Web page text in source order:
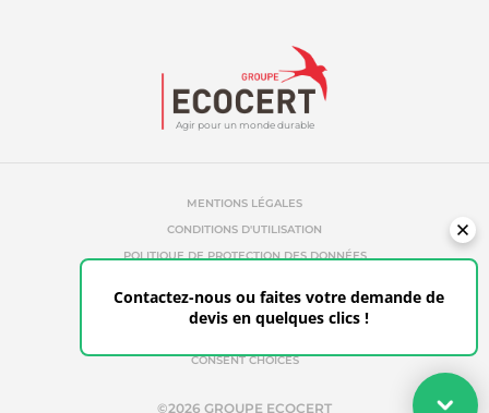
Agir pour un monde durable
MENTIONS LÉGALES
CONDITIONS D'UTILISATION
POLITIQUE DE PROTECTION DES DONNÉES
RÉFÉRENCES ABUSIVES
CONSENT CHOICES
©2026 GROUPE ECOCERT
Contactez-nous ou faites votre demande de
devis en quelques clics !